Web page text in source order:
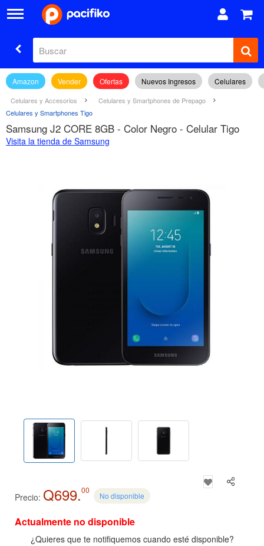
Amazon Vender Ofertas Nuevos Ingresos Celulares
Celulares y Accesorios
Celulares y Smartphones de Prepago
Celulares y Smartphones Tigo
Samsung J2 CORE 8GB - Color Negro - Celular Tigo
Visita la tienda de Samsung
Precio: Q699.00
No disponible
Actualmente no disponible
¿Quieres que te notifiquemos cuando esté disponible?